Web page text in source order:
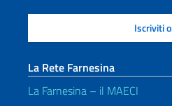
La Rete Farnesina
La Farnesina – il MAECI